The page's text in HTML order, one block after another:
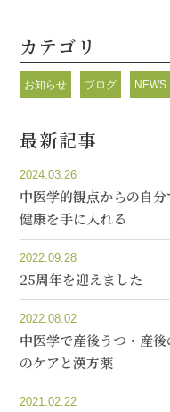
カテゴリ
お知らせ ブログ NEWS
最新記事
2024.03.26
中医学的観点からの自
健康を手に入れる
2022.09.28
25周年を迎えました
2022.08.02
中医学で産後うつ・産
のケアと漢方薬
2021.02.22